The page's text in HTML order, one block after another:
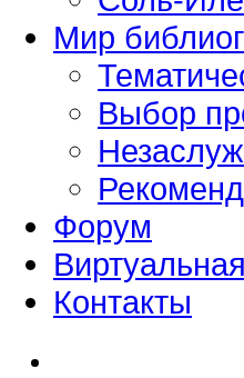
Мир
Выбор
Форум
Контакты